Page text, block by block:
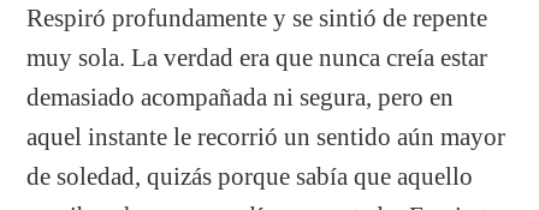
Respiró profundamente y se sintió de repente
muy sola. La verdad era que nunca creía estar
demasiado acompañada ni segura, pero en
aquel instante le recorrió un sentido aún mayor
de soledad, quizás porque sabía que aquello